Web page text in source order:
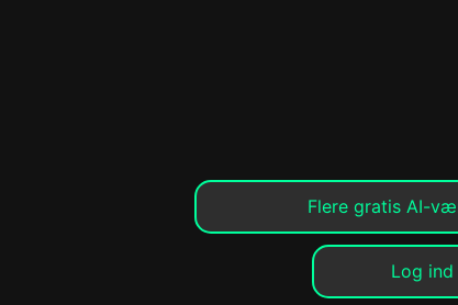
Flere gratis AI-
Log ind